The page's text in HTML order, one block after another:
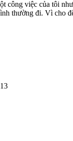
công việc của tôi
thường đi. Vì cho